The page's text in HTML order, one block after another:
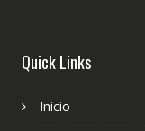
Quick Links
Inicio